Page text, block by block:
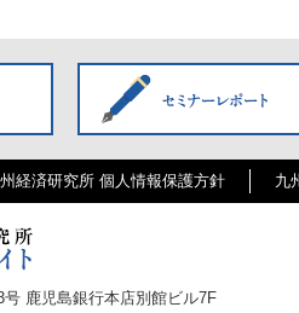
経済研究所 個人情報保護方針 九
号 鹿児島銀行本店別館ビル7F